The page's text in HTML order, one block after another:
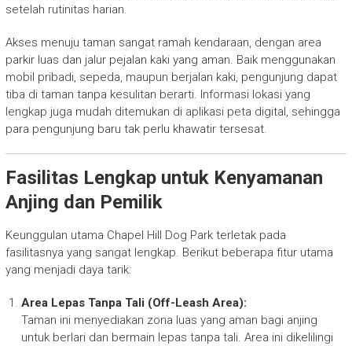
setelah rutinitas harian.
Akses menuju taman sangat ramah kendaraan, dengan area
parkir luas dan jalur pejalan kaki yang aman. Baik menggunakan
mobil pribadi, sepeda, maupun berjalan kaki, pengunjung dapat
tiba di taman tanpa kesulitan berarti. Informasi lokasi yang
lengkap juga mudah ditemukan di aplikasi peta digital, sehingga
para pengunjung baru tak perlu khawatir tersesat.
Fasilitas Lengkap untuk Kenyamanan
Anjing dan Pemilik
Keunggulan utama Chapel Hill Dog Park terletak pada
fasilitasnya yang sangat lengkap. Berikut beberapa fitur utama
yang menjadi daya tarik:
Area Lepas Tanpa Tali (Off-Leash Area):
Taman ini menyediakan zona luas yang aman bagi anjing
untuk berlari dan bermain lepas tanpa tali. Area ini dikelilingi